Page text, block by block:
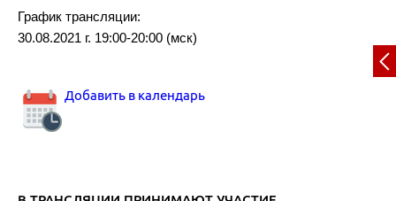
График трансляции:
30.08.2021 г. 19:00-20:00 (мск)
Добавить в календарь